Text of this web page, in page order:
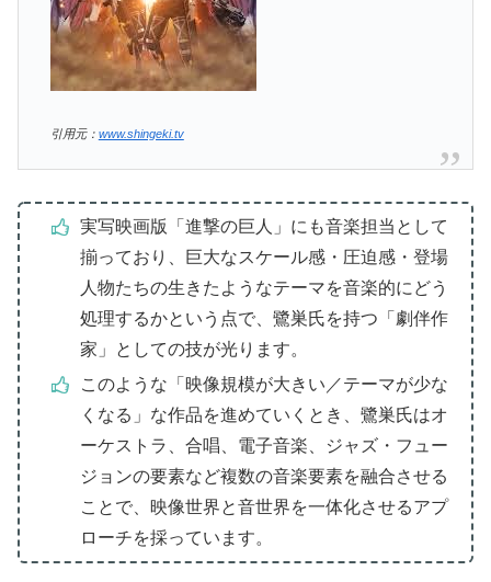
引用元： www.shingeki.tv
実写映画版「進撃の巨人」にも音楽担当として
揃っており、巨大なスケール感・圧迫感・登場
人物たちの生きたようなテーマを音楽的にどう
処理するかという点で、鷺巣氏を持つ「劇伴作
家」としての技が光ります。
このような「映像規模が大きい／テーマが少な
くなる」な作品を進めていくとき、鷺巣氏はオ
ーケストラ、合唱、電子音楽、ジャズ・フュー
ジョンの要素など複数の音楽要素を融合させる
ことで、映像世界と音世界を一体化させるアプ
ローチを採っています。